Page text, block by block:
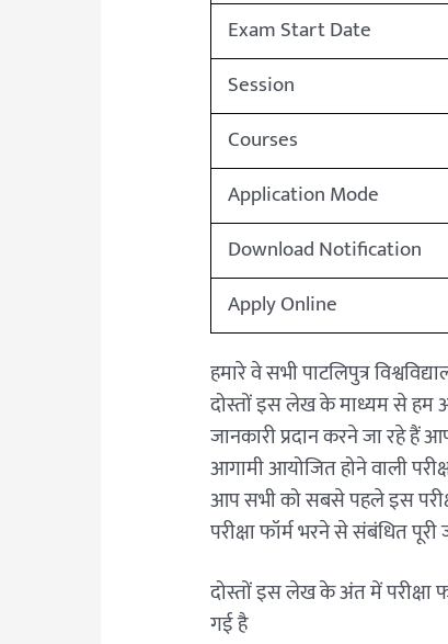
Exam Start Date
Session
Courses
Application Mode
Download Notification
Apply Online
हमारे वे सभी पाटलिपुत्र
दोस्तों इस लेख के माध्यम से हम
जानकारी प्रदान करने जा रहे हैं
आगामी आयोजित होने वाली
आप सभी को सबसे पहले इस
परीक्षा फॉर्म भरने से संबंधित
दोस्तों इस लेख के अंत में परीक्षा
गई है